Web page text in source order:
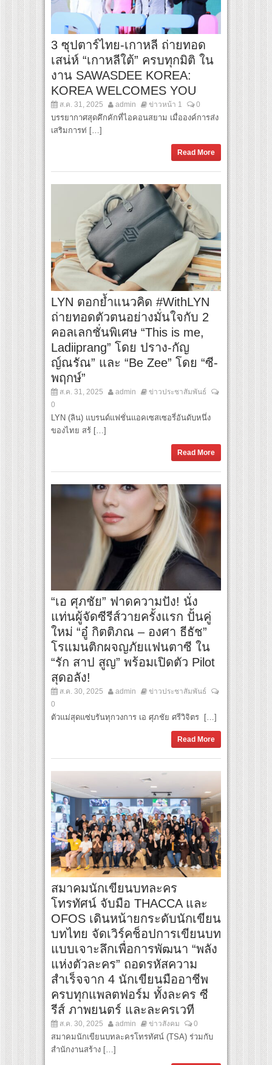
3 ซุปตาร์ไทย-เกาหลี ถ่ายทอด
เสน่ห์ “เกาหลีใต้” ครบทุกมิติ ใน
งาน SAWASDEE KOREA:
KOREA WELCOMES YOU
ส.ค. 31, 2025 admin ข่าวหน้า 1 0
บรรยากาศสุดคึกคักที่ไอคอนสยาม เมื่อองค์การส่ง
เสริมการท่ […]
Read More
LYN ตอกย้ำแนวคิด #WithLYN
ถ่ายทอดตัวตนอย่างมั่นใจกับ 2
คอลเลกชั่นพิเศษ “This is me,
Ladiiprang” โดย ปราง-กัญ
ญ์ณรัณ” และ “Be Zee” โดย “ซี-
พฤกษ์”
ส.ค. 31, 2025 admin
ข่าวประชาสัมพันธ์
0
LYN (ลิน) แบรนด์แฟชั่นแอคเซสเซอรี่อันดับหนึ่ง
ของไทย สร้ […]
Read More
“เอ ศุภชัย” ฟาดความปัง! นั่ง
แท่นผู้จัดซีรีส์วายครั้งแรก ปั้นคู่
ใหม่ “อู๋ กิตติภณ – องศา ธีธัช”
โรแมนติกผจญภัยแฟนตาซี ใน
“รัก สาป สูญ” พร้อมเปิดตัว Pilot
สุดอลัง!
ส.ค. 30, 2025 admin
ข่าวประชาสัมพันธ์
0
ตัวแม่สุดแซ่บรันทุกวงการ เอ ศุภชัย ศรีวิจิตร […]
Read More
สมาคมนักเขียนบทละคร
โทรทัศน์ จับมือ THACCA และ
OFOS เดินหน้ายกระดับนักเขียน
บทไทย จัดเวิร์คช็อปการเขียนบท
แบบเจาะลึกเพื่อการพัฒนา “พลัง
แห่งตัวละคร” ถอดรหัสความ
สำเร็จจาก 4 นักเขียนมืออาชีพ
ครบทุกแพลตฟอร์ม ทั้งละคร ซี
รีส์ ภาพยนตร์ และละครเวที
ส.ค. 30, 2025 admin ข่าวสังคม 0
สมาคมนักเขียนบทละครโทรทัศน์ (TSA) ร่วมกับ
สำนักงานสร้าง […]